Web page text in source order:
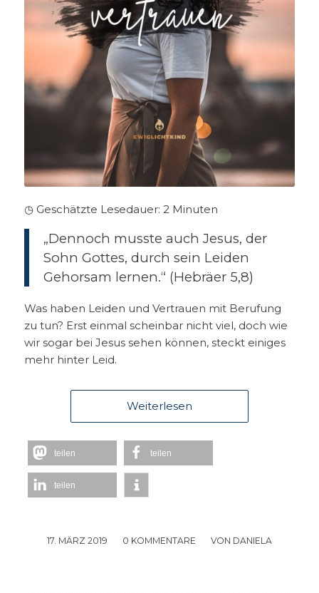
◷ Geschätzte Lesedauer: 2 Minuten
„Dennoch musste auch Jesus, der
Sohn Gottes, durch sein Leiden
Gehorsam lernen.“ (Hebräer 5,8)
Was haben Leiden und Vertrauen mit Berufung
zu tun? Erst einmal scheinbar nicht viel, doch wie
wir sogar bei Jesus sehen können, steckt einiges
mehr hinter Leid.
Weiterlesen
teilen teilen
teilen
17. MÄRZ 2019
/ 0 KOMMENTARE
/ VON DANIELA